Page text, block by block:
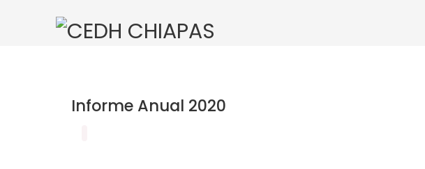
Informe Anual 2020